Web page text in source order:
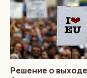
Решение о